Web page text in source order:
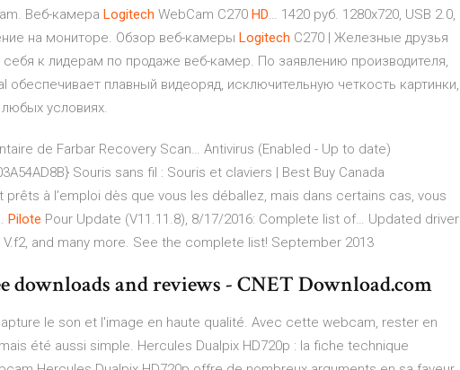
Веб-камера Logitech WebCam C270 HD… 1420 руб. 1280x720, USB 2.0,
на мониторе. Обзор веб-камеры Logitech C270 | Железные друзья
к лидерам по продаже веб-камер. По заявлению производителя,
обеспечивает плавный видеоряд, исключительную четкость картинки,
условиях.
de Farbar Recovery Scan… Antivirus (Enabled - Up to date)
Souris sans fil : Souris et claviers | Best Buy Canada
à l’emploi dès que vous les déballez, mais dans certains cas, vous
Pilote Pour Update (V11.11.8), 8/17/2016: Complete list of… Updated driver
V.f2, and many more. See the complete list! September 2013
downloads and reviews - CNET Download.com
le son et l'image en haute qualité. Avec cette webcam, rester en
été aussi simple. Hercules Dualpix HD720p : la fiche technique